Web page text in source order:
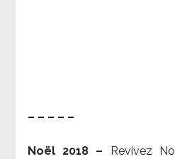
– – – – –
Noël 2018 –
Revivez